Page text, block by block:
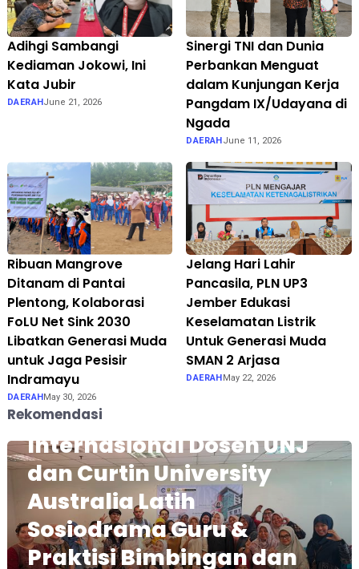
Adihgi Sambangi
Kediaman Jokowi, Ini
Kata Jubir
DAERAH June 21, 2026
Sinergi TNI dan Dunia
Perbankan Menguat
dalam Kunjungan Kerja
Pangdam IX/Udayana di
Ngada
DAERAH June 11, 2026
Ribuan Mangrove
Ditanam di Pantai
Plentong, Kolaborasi
FoLU Net Sink 2030
Libatkan Generasi Muda
untuk Jaga Pesisir
Indramayu
DAERAH May 30, 2026
Jelang Hari Lahir
Pancasila, PLN UP3
Jember Edukasi
Keselamatan Listrik
Untuk Generasi Muda
SMAN 2 Arjasa
DAERAH May 22, 2026
Rekomendasi
Pengabdian Kolaborasi
Internasional Dosen UNJ
dan Curtin University
Australia Latih
Sosiodrama Guru &
Praktisi Bimbingan dan